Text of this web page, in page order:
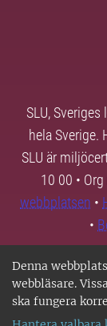
Denna
webbläsare.
ska fungera
SLU,
hela Sverige.
SLU är
10 00 •
webbplatsen •
•